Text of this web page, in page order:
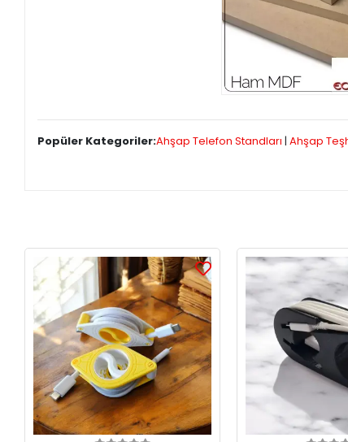
Popüler Kategoriler:Ahşap Telefon Standları |Ahşap